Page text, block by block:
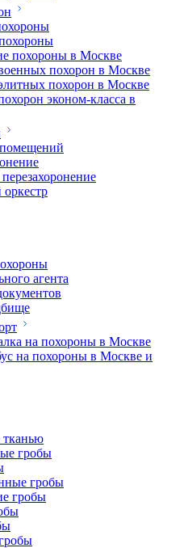
похороны в Москве
похорон в Москве
похорон в Москве
эконом-класса в
агента
на похороны в Москве
на похороны в Москве и
тканью
гробы
гробы
гробы